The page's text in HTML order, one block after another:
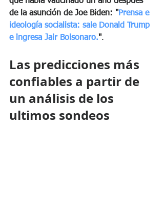
de la asunción de Joe Biden: "Prensa e
ideología socialista: sale Donald Trump
e ingresa Jair Bolsonaro.".
Las predicciones más
confiables a partir de
un análisis de los
ultimos sondeos